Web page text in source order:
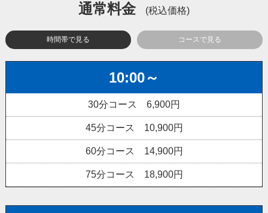
通常料金(税込価格)
時間帯で見る コースで見る
10:00～
30分コース 6,900円
45分コース 10,900円
60分コース 14,900円
75分コース 18,900円